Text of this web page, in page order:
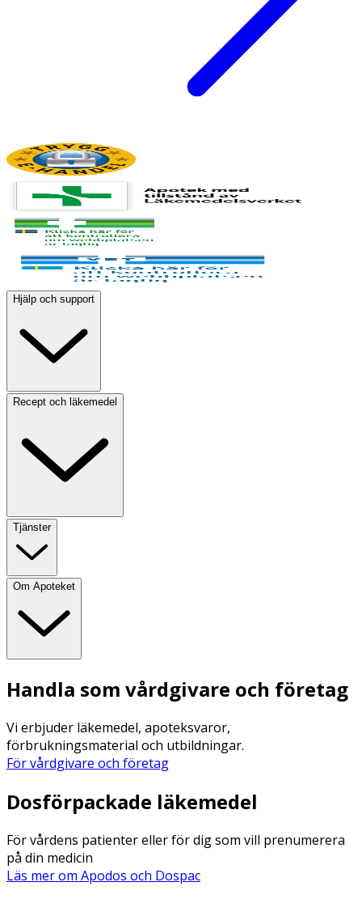
Hjälp och support
Recept och läkemedel
Tjänster
Om Apoteket
Handla som vårdgivare och företag
Vi erbjuder läkemedel, apoteksvaror,
förbrukningsmaterial och utbildningar.
För vårdgivare och företag
Dosförpackade läkemedel
För vårdens patienter eller för dig som vill prenumerera
på din medicin
Läs mer om Apodos och Dospac